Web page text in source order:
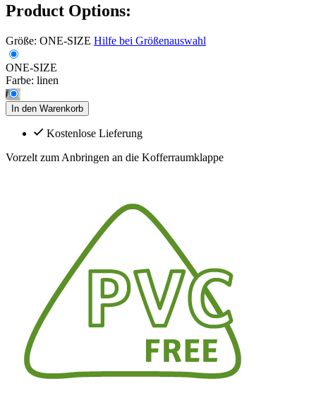
Product Options:
Größe: ONE-SIZE Hilfe bei Größenauswahl
ONE-SIZE
Farbe: linen
In den Warenkorb
Kostenlose Lieferung
Vorzelt zum Anbringen an die Kofferraumklappe